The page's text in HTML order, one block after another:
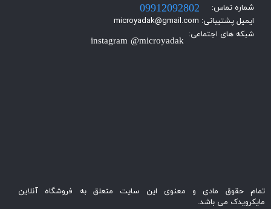
شماره تماس:
ایمیل پشتیبانی: microyadak@gmail.com
شبکه های اجتماعی:
instagram @microyadak
09912092802
تمام حقوق مادی و معنوی این سایت متعلق به فروشگاه آنلاین
مایکرویدک می باشد.